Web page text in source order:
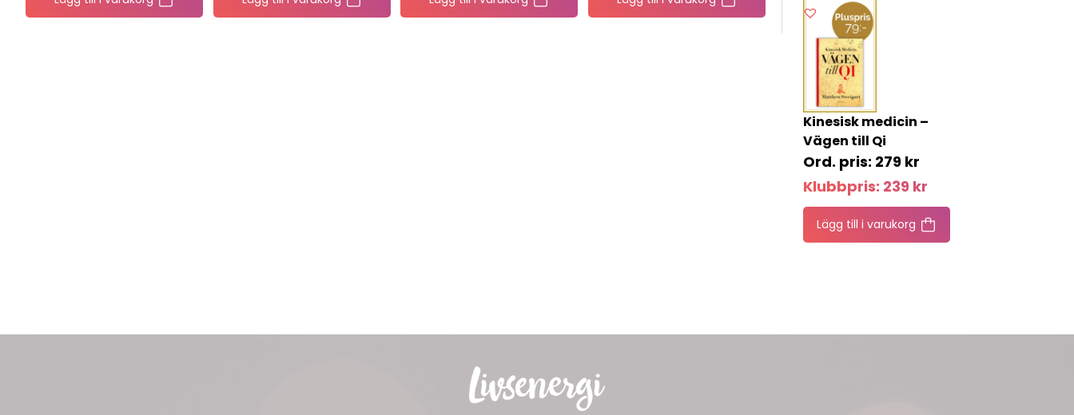
Kinesisk medicin –
Vägen till Qi
279 kr
Klubbpris: 239 kr
Lägg till i varukorg